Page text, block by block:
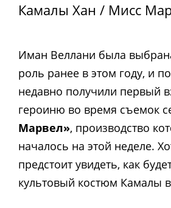
Камалы Хан / Мисс
Иман Веллани была
роль ранее в этом году, и
недавно получили первый
героиню во время съемок
Марвел», производство
началось на этой неделе.
предстоит увидеть, как
культовый костюм Камалы